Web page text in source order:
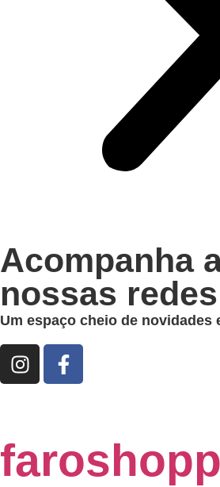
Acompanha
nossas
Um espaço cheio de novidades